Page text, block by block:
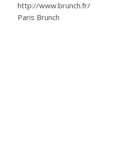
http://www.brunch.fr/
Paris Brunch